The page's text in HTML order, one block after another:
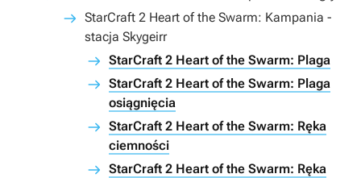
StarCraft 2 Heart of the Swarm: Kampania -
stacja Skygeirr
StarCraft 2 Heart of the Swarm: Plaga
StarCraft 2 Heart of the Swarm: Plaga
osiągnięcia
StarCraft 2 Heart of the Swarm: Ręka
ciemności
StarCraft 2 Heart of the Swarm: Ręka